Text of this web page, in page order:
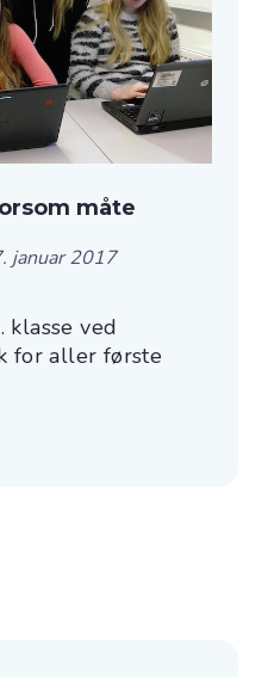
måte
januar 2017
klasse ved
for aller første